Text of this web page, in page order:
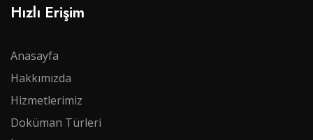
Hızlı Erişim
Anasayfa
Hakkımızda
Hizmetlerimiz
Doküman Türleri​​​​​​